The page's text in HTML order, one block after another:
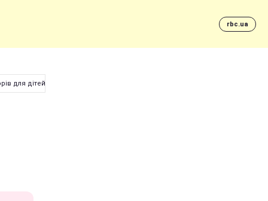
rbc.ua
для дітей